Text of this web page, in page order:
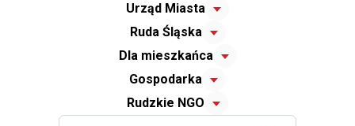
Urząd Miasta
Ruda Śląska
Dla mieszkańca
Gospodarka
Rudzkie NGO